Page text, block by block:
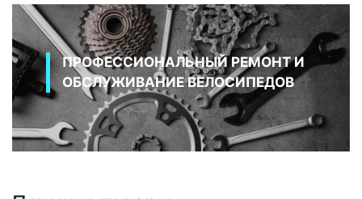
ПРОФЕССИОНАЛЬНЫЙ РЕМОНТ И
ОБСЛУЖИВАНИЕ ВЕЛОСИПЕДОВ